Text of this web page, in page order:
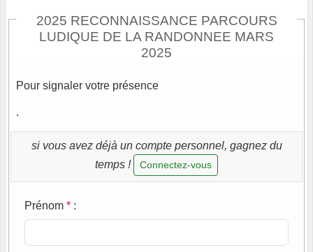
2025 RECONNAISSANCE PARCOURS
LUDIQUE DE LA RANDONNEE MARS
2025
Pour signaler votre présence
.
si vous avez déjà un compte personnel, gagnez du
temps !
Connectez-vous
Prénom * :